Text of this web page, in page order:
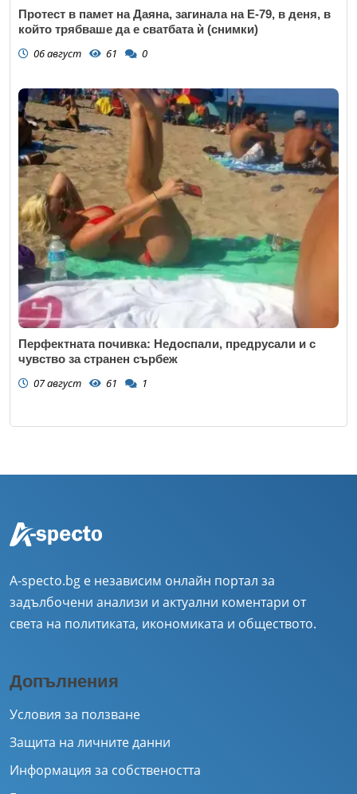
Протест в памет на Даяна, загинала на Е-79, в деня, в
който трябваше да е сватбата ѝ (снимки)
06 август 61 0
Перфектната почивка: Недоспали, предрусали и с
чувство за странен сърбеж
07 август 61 1
A-specto.bg е независим онлайн портал за
задълбочени анализи и актуални коментари от
света на политиката, икономиката и обществото.
Допълнения
Условия за ползване
Защита на личните данни
Информация за собствеността